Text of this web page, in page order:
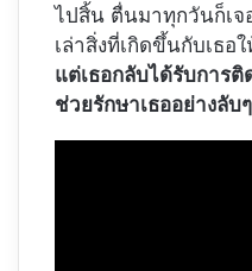
ไปสิ้น ตื่นมาทุกวันก็เจ
เล่าสิ่งที่เกิดขึ้นกับเธอ
แต่เธอกลับได้รับการ
ช่วยรักษาเธออย่างลับๆ